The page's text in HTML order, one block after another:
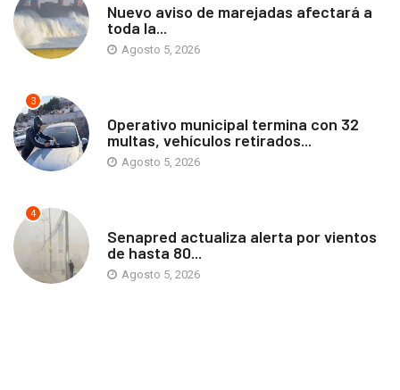
Nuevo aviso de marejadas afectará a
toda la...
Agosto 5, 2026
3
Operativo municipal termina con 32
multas, vehículos retirados...
Agosto 5, 2026
4
Senapred actualiza alerta por vientos
de hasta 80...
Agosto 5, 2026